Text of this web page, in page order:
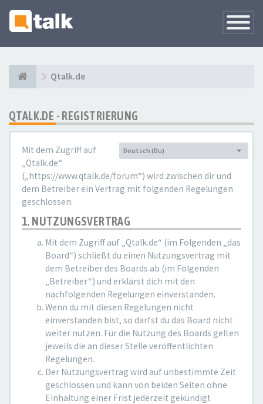
Qtalk.de
QTALK.DE - REGISTRIERUNG
Sprache:
Deutsch (Du)
Mit dem Zugriff auf
„Qtalk.de“
(„https://www.qtalk.de/forum“) wird zwischen dir und
dem Betreiber ein Vertrag mit folgenden Regelungen
geschlossen:
1. NUTZUNGSVERTRAG
Mit dem Zugriff auf „Qtalk.de“ (im Folgenden „das
Board“) schließt du einen Nutzungsvertrag mit
dem Betreiber des Boards ab (im Folgenden
„Betreiber“) und erklärst dich mit den
nachfolgenden Regelungen einverstanden.
Wenn du mit diesen Regelungen nicht
einverstanden bist, so darfst du das Board nicht
weiter nutzen. Für die Nutzung des Boards gelten
jeweils die an dieser Stelle veröffentlichten
Regelungen.
Der Nutzungsvertrag wird auf unbestimmte Zeit
geschlossen und kann von beiden Seiten ohne
Einhaltung einer Frist jederzeit gekündigt